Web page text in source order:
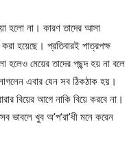
হলো না। কারণ তাদের আসা
হয়েছে। প্রতিবারই পাত্রপক্ষ
মেয়ের তাদের পছন্দ হয় না বলে
এবার যেন সব ঠিকঠাক হয়।
বিয়ের আগে নাকি বিয়ে করবে না।
খুব অ’প’রা’ধী মনে করেন